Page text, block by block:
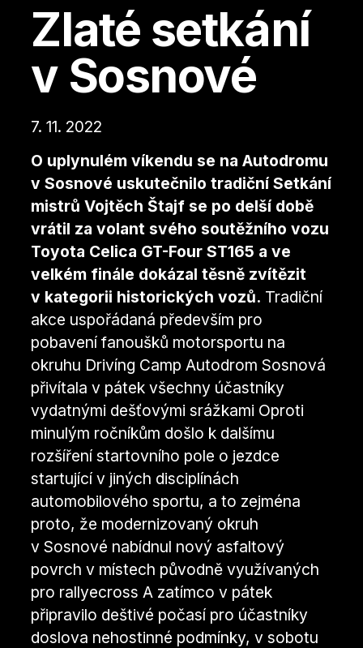
Zlaté setkání
v Sosnové
7. 11. 2022
O uplynulém víkendu se na Autodromu
v Sosnové uskutečnilo tradiční Setkání
mistrů Vojtěch Štajf se po delší době
vrátil za volant svého soutěžního vozu
Toyota Celica GT-Four ST165 a ve
velkém finále dokázal těsně zvítězit
v kategorii historických vozů. Tradiční
akce uspořádaná především pro
pobavení fanoušků motorsportu na
okruhu Drivíng Camp Autodrom Sosnová
přivítala v pátek všechny účastníky
vydatnými dešťovými srážkami Oproti
minulým ročníkům došlo k dalšímu
rozšíření startovního pole o jezdce
startující v jiných disciplínách
automobilového sportu, a to zejména
proto, že modernizovaný okruh
v Sosnové nabídnul nový asfaltový
povrch v místech původně využívaných
pro rallyecross A zatímco v pátek
připravilo deštivé počasí pro účastníky
doslova nehostinné podmínky, v sobotu